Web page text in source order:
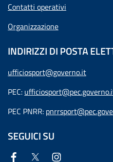
Contatti operativi
Organizzazione
INDIRIZZI DI POSTA
ufficiosport@governo.it
PEC:
PEC PNRR:
SEGUICI SU